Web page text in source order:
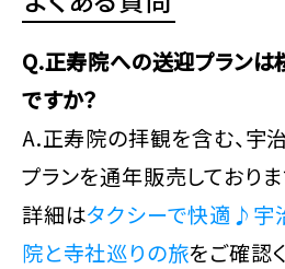
Q.正寿院への送迎プラン
ですか？
A.正寿院の拝観を含む、宇
プランを通年販売しておりま
詳細はタクシーで快適♪宇
院と寺社巡りの旅をご確認